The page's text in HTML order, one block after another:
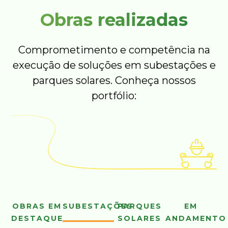
Obras realizadas
Comprometimento e competência na
execução de soluções em subestações e
parques solares. Conheça nossos
portfólio:
OBRAS EM
DESTAQUE
SUBESTAÇÕESPARQUES
SOLARES
EM
ANDAMENTO